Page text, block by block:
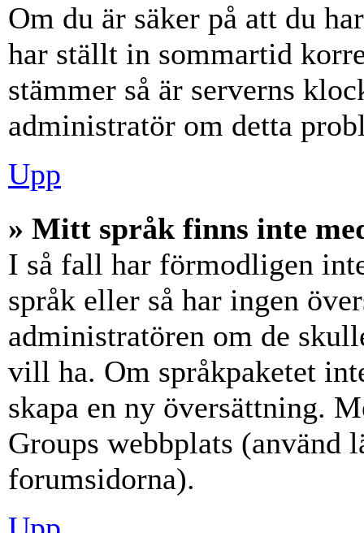
Om du är säker på att du
har ställt in sommartid
stämmer så är serverns
administratör om detta
Upp
» Mitt språk finns inte
I så fall har förmodligen
språk eller så har ingen
administratören om de
vill ha. Om språkpaketet
skapa en ny översättning.
Groups webbplats (använd
forumsidorna).